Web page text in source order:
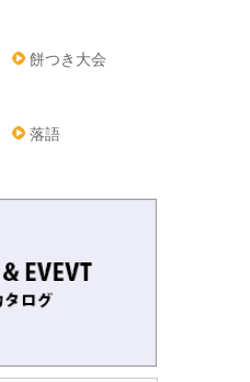
餅つき大会
落語